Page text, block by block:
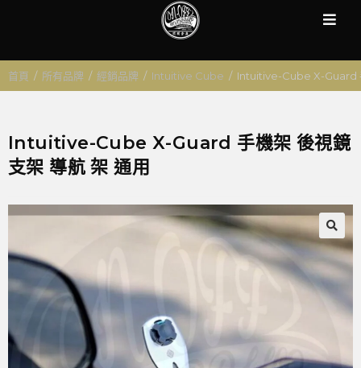
首頁 / 所有品牌 / 經銷品牌 / Intuitive Cube / Intuitive-Cube X-Guard
Intuitive-Cube X-Guard 手機架 後視鏡
支架 導航 架 通用
🔍